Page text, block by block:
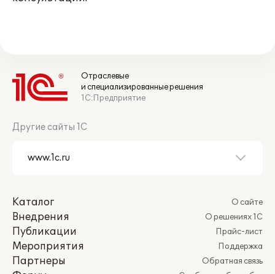
Отраслевые
и специализированные решения
1С:Предприятие
Другие сайты 1С
Каталог
Внедрения
Публикации
Мероприятия
Партнеры
О сайте
О решениях 1С
Прайс-лист
Поддержка
Обратная связь